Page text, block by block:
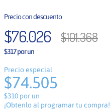
$76.026
$317 por un
$101.368
Precio especial
$74.505
$310 por un
¡Obtenlo al programar tu compra!